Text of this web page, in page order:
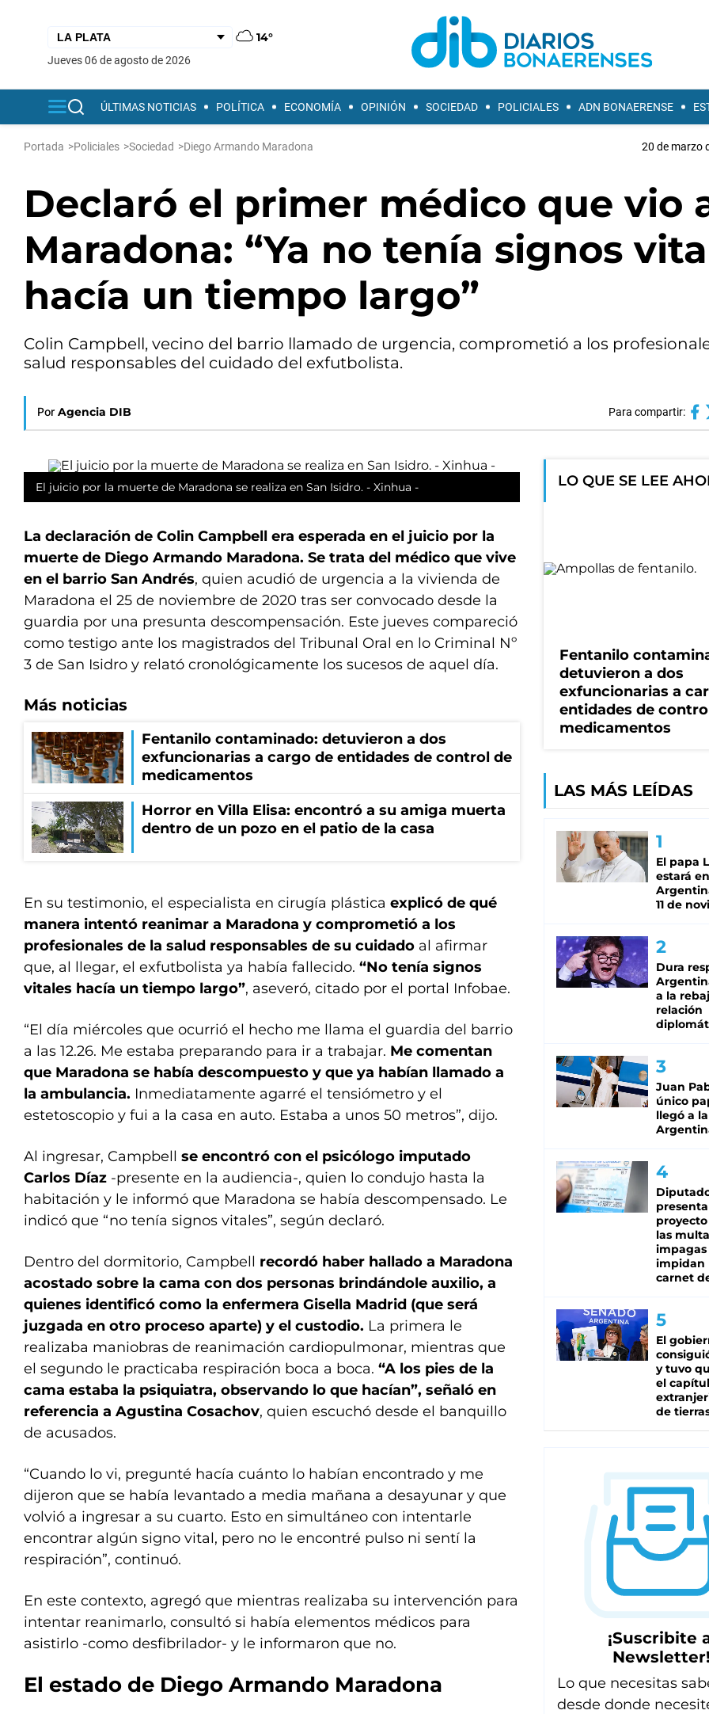
14°
jueves 06 de agosto de 2026
ÚLTIMAS NOTICIAS POLÍTICA ECONOMÍA OPINIÓN SOCIEDAD POLICIALES ADN BONAERENSE
Portada >Policiales >Sociedad >Diego Armando Maradona 20 de marzo
Declaró el primer médico que vio
Maradona: “Ya no tenía signos
hacía un tiempo largo”
Colin Campbell, vecino del barrio llamado de urgencia, comprometió a los
salud responsables del cuidado del exfutbolista.
Por Agencia DIB Para compartir:
El juicio por la muerte de Maradona se realiza en San Isidro. - Xinhua -
La declaración de Colin Campbell era esperada en el juicio por la
muerte de Diego Armando Maradona. Se trata del médico que vive
en el barrio San Andrés, quien acudió de urgencia a la vivienda de
Maradona el 25 de noviembre de 2020 tras ser convocado desde la
guardia por una presunta descompensación. Este jueves compareció
como testigo ante los magistrados del Tribunal Oral en lo Criminal Nº
3 de San Isidro y relató cronológicamente los sucesos de aquel día.
Más noticias
Fentanilo contaminado: detuvieron a dos
exfuncionarias a cargo de entidades de control de
medicamentos
Horror en Villa Elisa: encontró a su amiga muerta
dentro de un pozo en el patio de la casa
En su testimonio, el especialista en cirugía plástica explicó de qué
manera intentó reanimar a Maradona y comprometió a los
profesionales de la salud responsables de su cuidado al afirmar
que, al llegar, el exfutbolista ya había fallecido. “No tenía signos
vitales hacía un tiempo largo”, aseveró, citado por el portal Infobae.
“El día miércoles que ocurrió el hecho me llama el guardia del barrio
a las 12.26. Me estaba preparando para ir a trabajar. Me comentan
que Maradona se había descompuesto y que ya habían llamado a
la ambulancia. Inmediatamente agarré el tensiómetro y el
estetoscopio y fui a la casa en auto. Estaba a unos 50 metros”, dijo.
Al ingresar, Campbell se encontró con el psicólogo imputado
Carlos Díaz -presente en la audiencia-, quien lo condujo hasta la
habitación y le informó que Maradona se había descompensado. Le
indicó que “no tenía signos vitales”, según declaró.
Dentro del dormitorio, Campbell recordó haber hallado a Maradona
acostado sobre la cama con dos personas brindándole auxilio, a
quienes identificó como la enfermera Gisella Madrid (que será
juzgada en otro proceso aparte) y el custodio. La primera le
realizaba maniobras de reanimación cardiopulmonar, mientras que
el segundo le practicaba respiración boca a boca. “A los pies de la
cama estaba la psiquiatra, observando lo que hacían”, señaló en
referencia a Agustina Cosachov, quien escuchó desde el banquillo
de acusados.
“Cuando lo vi, pregunté hacía cuánto lo habían encontrado y me
dijeron que se había levantado a media mañana a desayunar y que
volvió a ingresar a su cuarto. Esto en simultáneo con intentarle
encontrar algún signo vital, pero no le encontré pulso ni sentí la
respiración”, continuó.
En este contexto, agregó que mientras realizaba su intervención para
intentar reanimarlo, consultó si había elementos médicos para
asistirlo -como desfibrilador- y le informaron que no.
El estado de Diego Armando Maradona
LO QUE SE LEE
Fentanilo
detuvieron a dos
exfuncionarias a
entidades de
medicamentos
LAS MÁS LEÍDAS
El papa
estará
11 de
Dura
a la
relación
Juan
único
llegó a la
las
impagas
impidan
carnet
El
y tuvo
el
de
¡Suscribite
Newsletter!
Lo que necesitas
desde donde